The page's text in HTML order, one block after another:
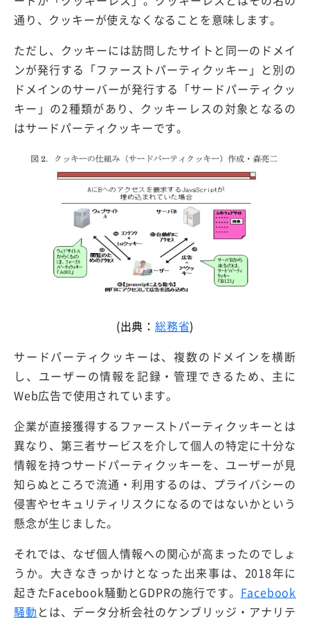
通り、クッキーが使えなくなることを意味します。
ただし、クッキーには訪問したサイトと同一のドメイ
ンが発行する「ファーストパーティクッキー」と別の
ドメインのサーバーが発行する「サードパーティクッ
キー」の2種類があり、クッキーレスの対象となるの
はサードパーティクッキーです。
(出典： 総務省)
サードパーティクッキーは、複数のドメインを横断
し、ユーザーの情報を記録・管理できるため、主に
Web広告で使用されています。
企業が直接獲得するファーストパーティクッキーとは
異なり、第三者サービスを介して個人の特定に十分な
情報を持つサードパーティクッキーを、ユーザーが見
知らぬところで流通・利用するのは、プライバシーの
侵害やセキュリティリスクになるのではないかという
懸念が生じました。
それでは、なぜ個人情報への関心が高まったのでしょ
うか。大きなきっかけとなった出来事は、2018年に
起きたFacebook騒動とGDPRの施行です。 Facebook
騒動 とは、データ分析会社のケンブリッジ・アナリテ